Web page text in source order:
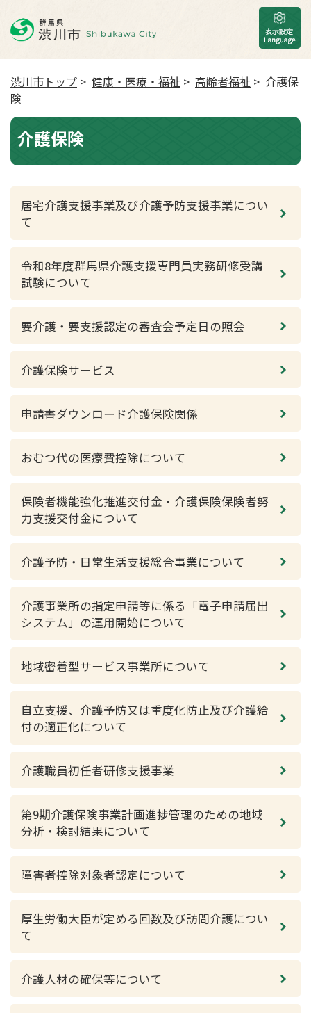
渋川市トップ > 健康・医療・福祉 > 高齢者福祉 > 介護保
険
介護保険
居宅介護支援事業及び介護予防支援事業につい
て
令和8年度群馬県介護支援専門員実務研修受講
試験について
要介護・要支援認定の審査会予定日の照会
介護保険サービス
申請書ダウンロード介護保険関係
おむつ代の医療費控除について
保険者機能強化推進交付金・介護保険保険者努
力支援交付金について
介護予防・日常生活支援総合事業について
介護事業所の指定申請等に係る「電子申請届出
システム」の運用開始について
地域密着型サービス事業所について
自立支援、介護予防又は重度化防止及び介護給
付の適正化について
介護職員初任者研修支援事業
第9期介護保険事業計画進捗管理のための地域
分析・検討結果について
障害者控除対象者認定について
厚生労働大臣が定める回数及び訪問介護につい
て
介護人材の確保等について